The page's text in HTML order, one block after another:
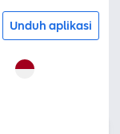
Unduh aplikasi
Aplikasi Desktop